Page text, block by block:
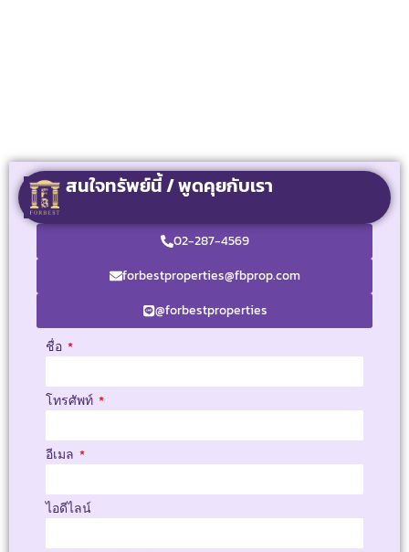
สนใจทรัพย์นี้ / พูดคุยกับเรา
02-287-4569
forbestproperties@fbprop.com
@forbestproperties
ชื่อ
โทรศัพท์
อีเมล
ไอดีไลน์